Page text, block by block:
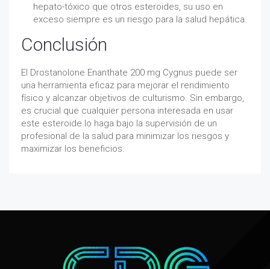
hepato-tóxico que otros esteroides, su uso en
exceso siempre es un riesgo para la salud hepática.
Conclusión
El Drostanolone Enanthate 200 mg Cygnus puede ser
una herramienta eficaz para mejorar el rendimiento
físico y alcanzar objetivos de culturismo. Sin embargo,
es crucial que cualquier persona interesada en usar
este esteroide lo haga bajo la supervisión de un
profesional de la salud para minimizar los riesgos y
maximizar los beneficios.